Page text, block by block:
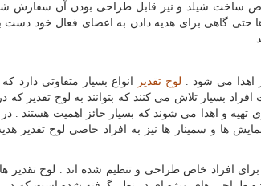
خاص ساخت شیلد و نیز قابل طراحی بودن آن سفارش
گاهی برای هدیه دادن به اعضای فعال خود دست
.
اهدا می شود . لوح تقدیر
انواع بسیار متفاوتی دارد
بسیار تلاش می کنند که بتوانند به لوح تقدیر
و اهدا می شوند که بسیار حائز اهمیت هستند . در
ها و سمینار ها نیز به افراد خاصی لوح تقدیر
افراد خاص طراحی و تنظیم شده اند . لوح تقدیر